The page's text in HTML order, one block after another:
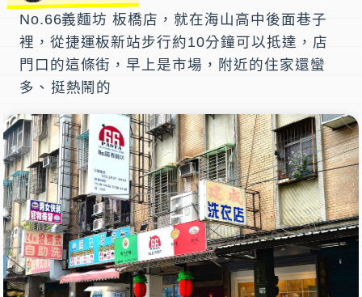
No.66義麵坊 板橋店 ，就在海山高中後面巷子
裡，從捷運板新站步行約10分鐘可以抵達，店
門口的這條街，早上是市場，附近的住家還蠻
多、挺熱鬧的